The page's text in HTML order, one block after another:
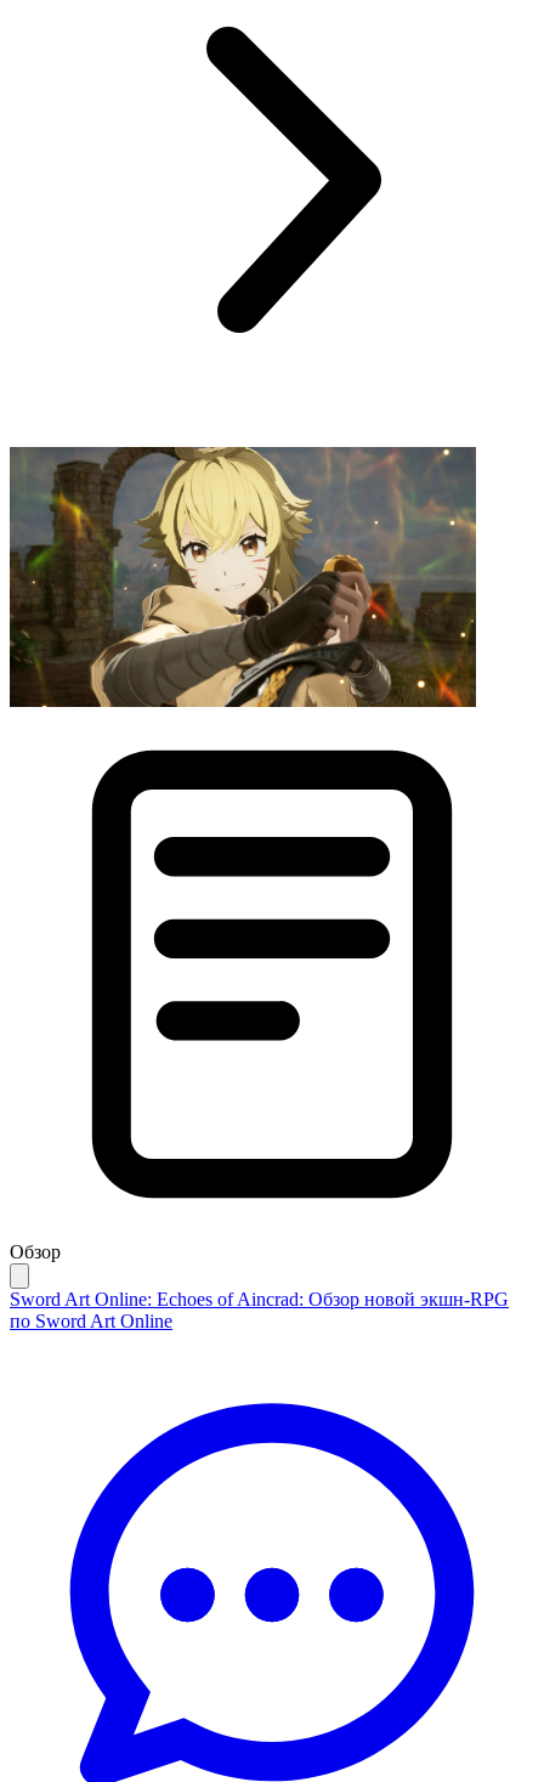
Обзор
Sword Art Online: Echoes of Aincrad: Обзор новой экшн-RPG
по Sword Art Online